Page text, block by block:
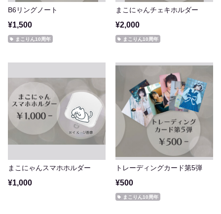
B6リングノート
¥1,500
まこりん10周年
まこにゃんチェキホルダー
¥2,000
まこりん10周年
まこにゃんスマホホルダー
¥1,000
トレーディングカード第5弾
¥500
まこりん10周年